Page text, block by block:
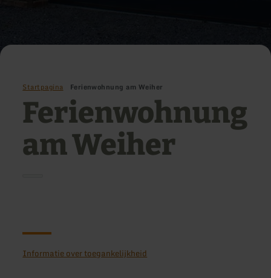
Startpagina Ferienwohnung am Weiher
Ferienwohnung
am Weiher
Informatie over toegankelijkheid